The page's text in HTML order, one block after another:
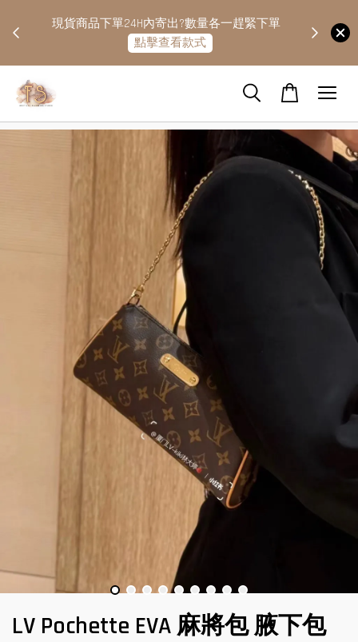
現貨商品下單24H內寄出?數量各一趕緊下單
點擊查看款式
LV Pochette EVA 麻將包 腋下包